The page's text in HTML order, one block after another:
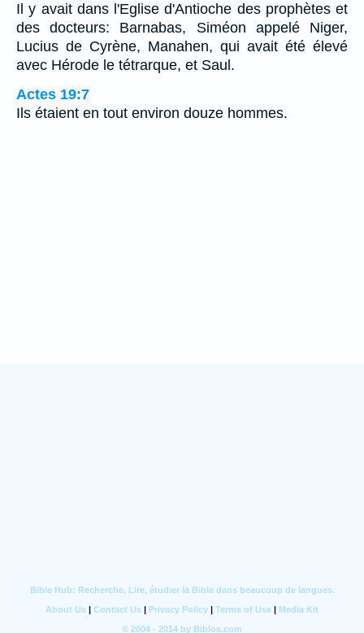
Il y avait dans l'Eglise d'Antioche des prophètes et
des docteurs: Barnabas, Siméon appelé Niger,
Lucius de Cyrène, Manahen, qui avait été élevé
avec Hérode le tétrarque, et Saul.
Actes 19:7
Ils étaient en tout environ douze hommes.